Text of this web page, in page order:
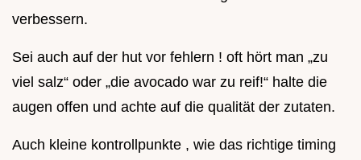
verbessern.
Sei auch auf der hut vor fehlern ! oft hört man „zu
viel salz“ oder „die avocado war zu reif!“ halte die
augen offen und achte auf die qualität der zutaten.
Auch kleine kontrollpunkte , wie das richtige timing